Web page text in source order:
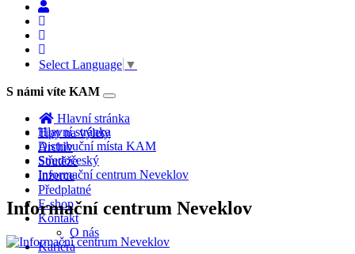
Select Language ▼
S námi víte KAM
Toggle
navigation
Hlavní stránka
Tipy na výlety
Archiv
Soutěže
Inzerce
Předplatné
E-shop
Kontakt
O nás
Kariéra
Hlavní stránka
Distribuční místa KAM
Středočeský
Informační centrum Neveklov
Informační centrum Neveklov